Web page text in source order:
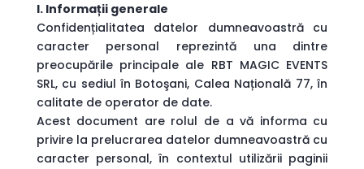
I. Informații generale
Confidențialitatea datelor dumneavoastră cu
caracter personal reprezintă una dintre
preocupările principale ale RBT MAGIC EVENTS
SRL, cu sediul în Botoşani, Calea Națională 77, în
calitate de operator de date.
Acest document are rolul de a vă informa cu
privire la prelucrarea datelor dumneavoastră cu
caracter personal, în contextul utilizării paginii